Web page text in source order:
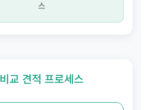
스
비교 견적 프로세스